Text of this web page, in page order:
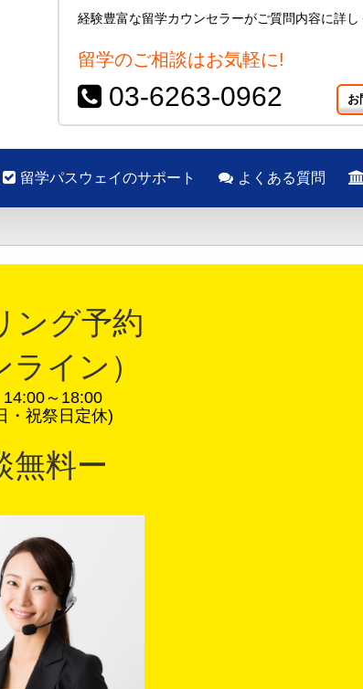
経験豊富な留学カウンセラーがご質問内容に詳
留学のご相談はお気軽に!
03-6263-0962 お
留学パスウェイのサポート よくある質問
ング予約
ライン）
～18:00
・祝祭日定休)
無料ー